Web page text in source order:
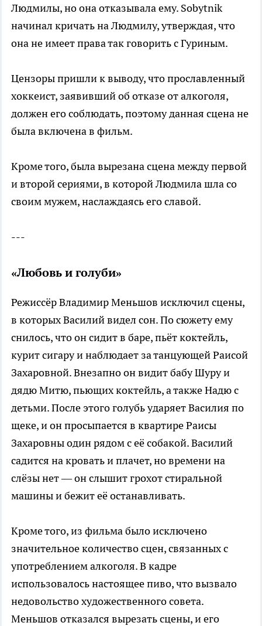
Людмилы, но она отказывала ему. Sobytnik
начинал кричать на Людмилу, утверждая, что
она не имеет права так говорить с Гуриным.
Цензоры пришли к выводу, что прославленный
хоккеист, заявивший об отказе от алкоголя,
должен его соблюдать, поэтому данная сцена не
была включена в фильм.
Кроме того, была вырезана сцена между первой
и второй сериями, в которой Людмила шла со
своим мужем, наслаждаясь его славой.
---
«Любовь и голуби»
Режиссёр Владимир Меньшов исключил сцены,
в которых Василий видел сон. По сюжету ему
снилось, что он сидит в баре, пьёт коктейль,
курит сигару и наблюдает за танцующей Раисой
Захаровной. Внезапно он видит бабу Шуру и
дядю Митю, пьющих коктейль, а также Надю с
детьми. После этого голубь ударяет Василия по
щеке, и он просыпается в квартире Раисы
Захаровны один рядом с её собакой. Василий
садится на кровать и плачет, но времени на
слёзы нет — он слышит грохот стиральной
машины и бежит её останавливать.
Кроме того, из фильма было исключено
значительное количество сцен, связанных с
употреблением алкоголя. В кадре
использовалось настоящее пиво, что вызвало
недовольство художественного совета.
Меньшов отказался вырезать сцены, и его